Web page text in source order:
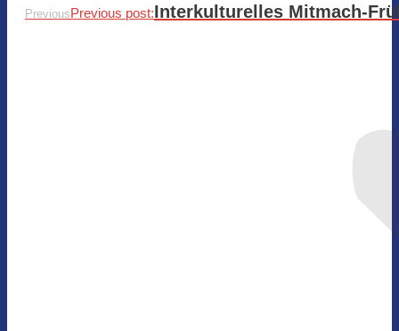
PreviousPrevious post:Interkulturelles Mitmach-